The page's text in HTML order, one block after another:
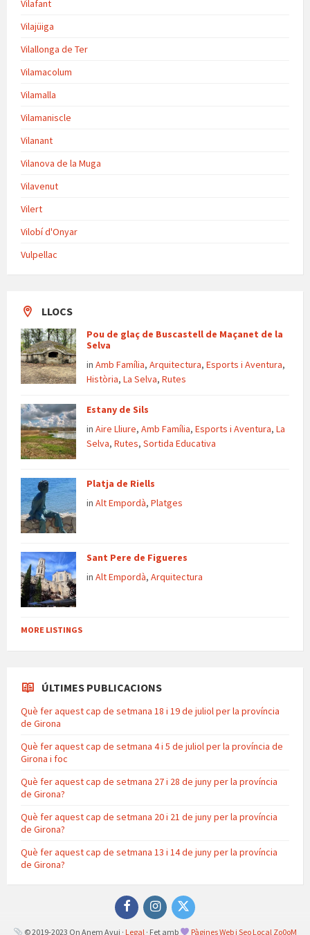
Vilafant
Vilajüiga
Vilallonga de Ter
Vilamacolum
Vilamalla
Vilamaniscle
Vilanant
Vilanova de la Muga
Vilavenut
Vilert
Vilobí d'Onyar
Vulpellac
LLOCS
Pou de glaç de Buscastell de Maçanet de la
Selva
in Amb Família, Arquitectura, Esports i Aventura,
Història, La Selva, Rutes
Estany de Sils
in Aire Lliure, Amb Família, Esports i Aventura, La
Selva, Rutes, Sortida Educativa
Platja de Riells
in Alt Empordà, Platges
Sant Pere de Figueres
in Alt Empordà, Arquitectura
MORE LISTINGS
ÚLTIMES PUBLICACIONS
Què fer aquest cap de setmana 18 i 19 de juliol per la província
de Girona
Què fer aquest cap de setmana 4 i 5 de juliol per la província de
Girona i foc
Què fer aquest cap de setmana 27 i 28 de juny per la província
de Girona?
Què fer aquest cap de setmana 20 i 21 de juny per la província
de Girona?
Què fer aquest cap de setmana 13 i 14 de juny per la província
de Girona?
FacebookInstagramTwitter
© 2019-2023 On Anem Avui · Legal · Fet amb Pàgines Web i Seo Local Zo0oM